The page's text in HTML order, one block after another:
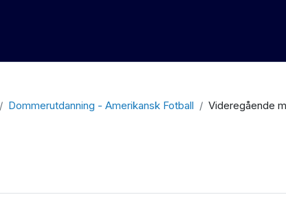
Dommerutdanning - Amerikansk Fotball Videregående